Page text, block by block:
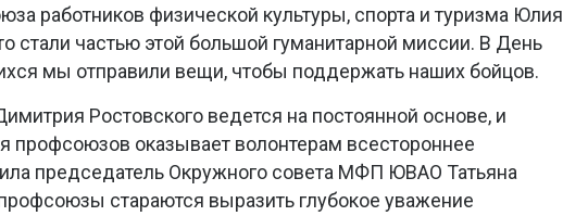
работников физической культуры, спорта и туризма Юлия
стали частью этой большой гуманитарной миссии. В День
мы отправили вещи, чтобы поддержать наших бойцов.
Ростовского ведется на постоянной основе, и
профсоюзов оказывает волонтерам всестороннее
председатель Окружного совета МФП ЮВАО Татьяна
стараются выразить глубокое уважение